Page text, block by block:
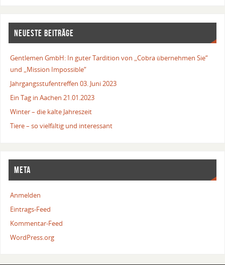
NEUESTE BEITRÄGE
Gentlemen GmbH: In guter Tardition von „Cobra übernehmen Sie“
und „Mission Impossible“
Jahrgangsstufentreffen 03. Juni 2023
Ein Tag in Aachen 21.01.2023
Winter – die kalte Jahreszeit
Tiere – so vielfältig und interessant
META
Anmelden
Eintrags-Feed
Kommentar-Feed
WordPress.org